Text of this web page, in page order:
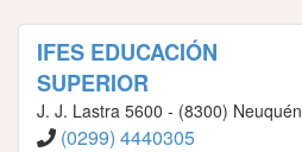
IFES EDUCACIÓN
SUPERIOR
J. J. Lastra 5600 - (8300) Neuquén
(0299) 4440305